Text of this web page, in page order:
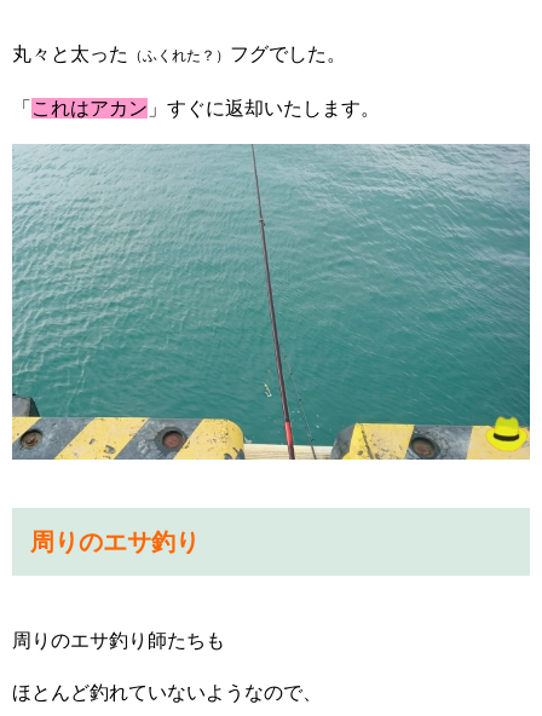
丸々と太った （ふくれた？） フグでした。
「 これはアカン 」すぐに返却いたします。
周りのエサ釣り
周りのエサ釣り師たちも
ほとんど釣れていないようなので、